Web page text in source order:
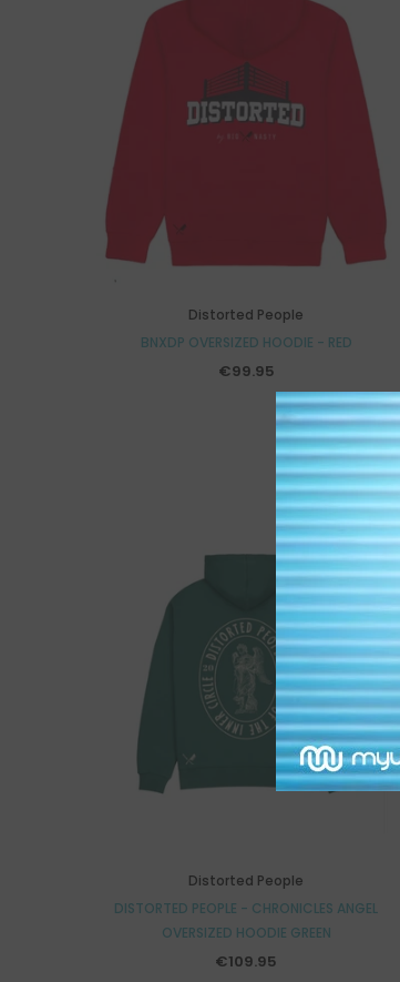
Distorted People
BNXDP OVERSIZED HOODIE - RED
€99.95
Ausverkauft
Distorted People
DISTORTED PEOPLE - CHRONICLES ANGEL
OVERSIZED HOODIE GREEN
€109.95